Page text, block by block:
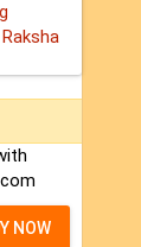
Raksha
NOW